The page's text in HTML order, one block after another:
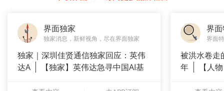
界面独家
独家消息，新鲜视角，尽在界面独家
独家｜深圳佳贤通信独家回应：英伟
达A
【独家】英伟达急寻中国AI基
界
界面
被洪水卷走
年
【人